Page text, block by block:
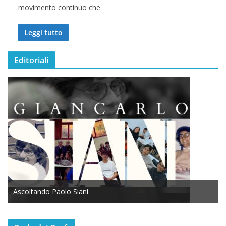
movimento continuo che
Leggi tutto
Editoriali
Ascoltando Paolo Siani